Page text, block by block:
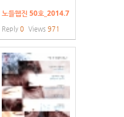
노들웹진 50호_2014.7
Reply 0 Views 971